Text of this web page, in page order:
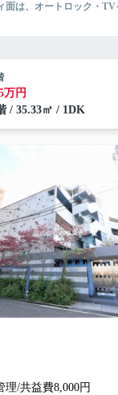
面は、オートロック・TV
万円
/ 35.33㎡ / 1DK
理/共益費8,000円